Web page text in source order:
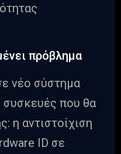
πρόβλημα
νέο σύστημα
συσκευές που θα
η αντιστοίχιση
ID σε